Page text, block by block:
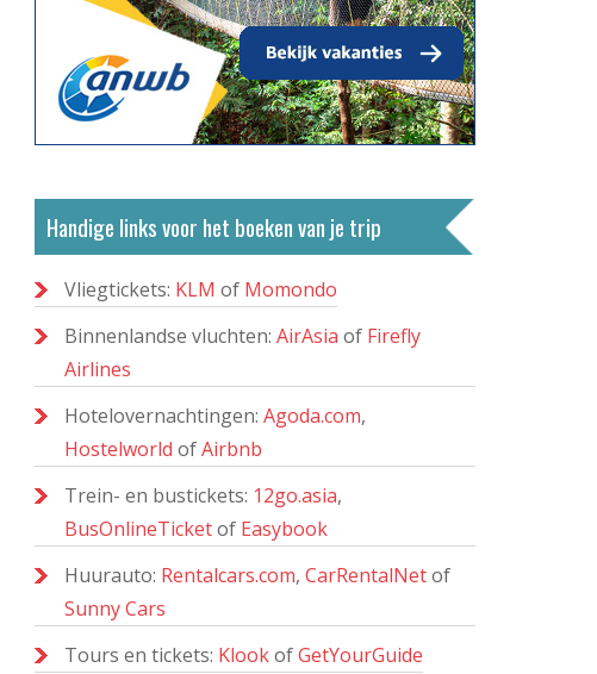
Handige links voor het boeken van je trip
Vliegtickets: KLM of Momondo
Binnenlandse vluchten: AirAsia of Firefly
Airlines
Hotelovernachtingen: Agoda.com,
Hostelworld ofAirbnb
Trein- en bustickets: 12go.asia,
BusOnlineTicketof Easybook
Huurauto: Rentalcars.com, CarRentalNetof
Sunny Cars
Tours en tickets: KlookofGetYourGuide